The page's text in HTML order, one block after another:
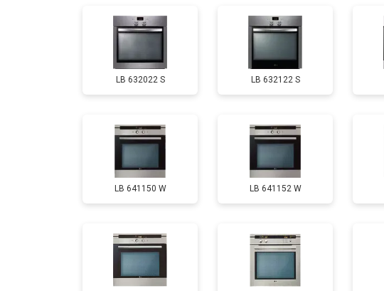
Замена панели управления
LB 632022 S LB 632122 S
LB 641150 W LB 641152 W